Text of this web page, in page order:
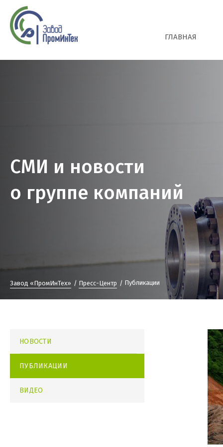
ГЛАВНАЯ
СМИ и новости
о группе компаний
Завод «ПромИнТех» Пресс-Центр Публикации
НОВОСТИ
ПУБЛИКАЦИИ
ВИДЕО